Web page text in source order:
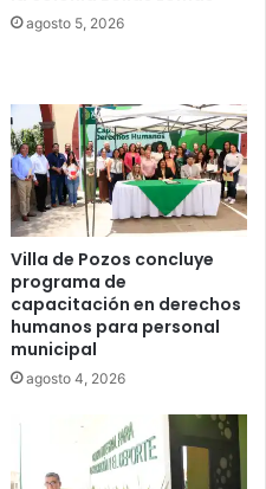
agosto 5, 2026
Villa de Pozos concluye
programa de
capacitación en derechos
humanos para personal
municipal
agosto 4, 2026